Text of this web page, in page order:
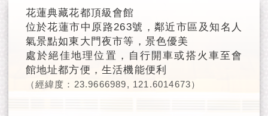
花蓮典藏花都頂級會館
位於花蓮市中原路263號，鄰近市區及知名人
氣景點如東大門夜市等，景色優美
處於絕佳地理位置，自行開車或搭火車至會
館地址都方便，生活機能便利
（經緯度：23.9666989, 121.6014673）